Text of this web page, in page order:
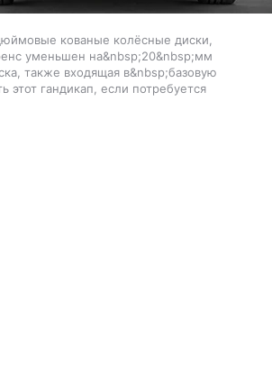
кованые колёсные диски,
уменьшен на&nbsp;20&nbsp;мм
также входящая в&nbsp;базовую
гандикап, если потребуется